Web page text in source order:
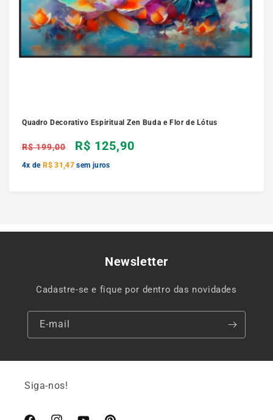
Quadro Decorativo Espiritual Zen Buda e Flor de Lótus
normal
R$ 199,00 R$ 125,90
4x de R$ 31,47 sem juros
Newsletter
Cadastre-se e fique por dentro das novidades
E-mail
Siga-nos!